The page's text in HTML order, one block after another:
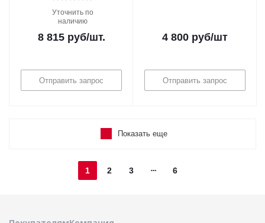
Уточнить по
наличию
8 815руб/шт.
Отправить запрос
4 800 руб/шт
Отправить запрос
Показать еще
1 2 3 6